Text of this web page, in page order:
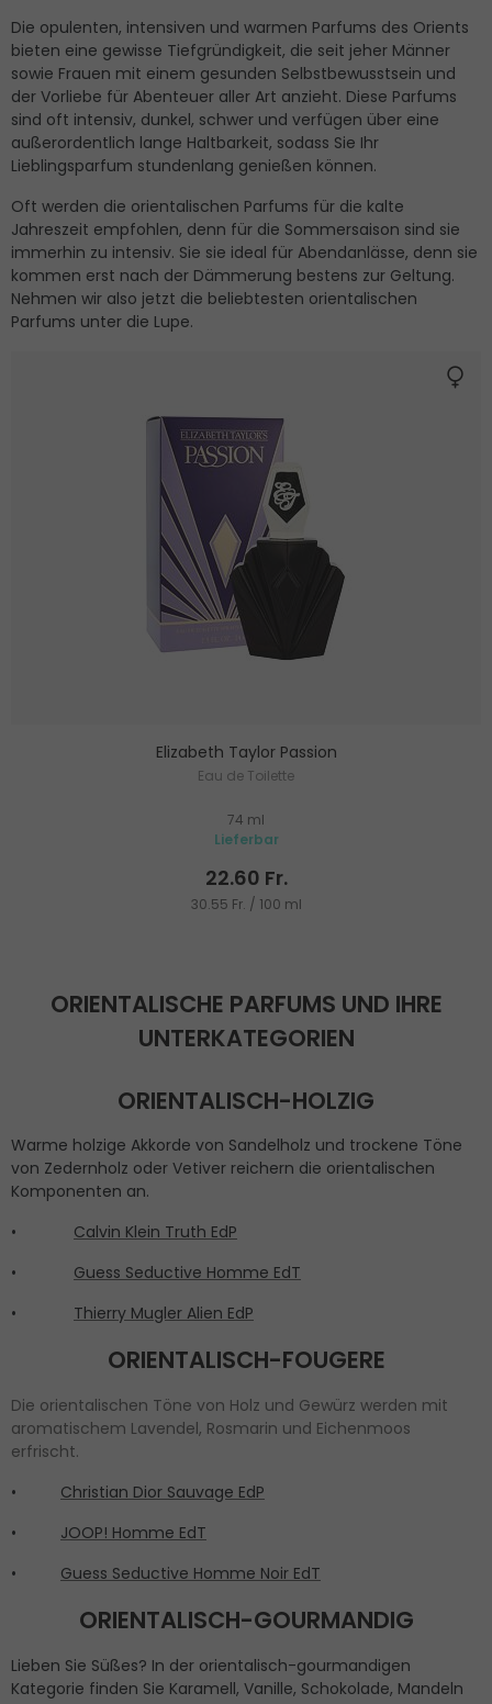
Die opulenten, intensiven und warmen Parfums des Orients
bieten eine gewisse Tiefgründigkeit, die seit jeher Männer
sowie Frauen mit einem gesunden Selbstbewusstsein und
der Vorliebe für Abenteuer aller Art anzieht. Diese Parfums
sind oft intensiv, dunkel, schwer und verfügen über eine
außerordentlich lange Haltbarkeit, sodass Sie Ihr
Lieblingsparfum stundenlang genießen können.
Oft werden die orientalischen Parfums für die kalte
Jahreszeit empfohlen, denn für die Sommersaison sind sie
immerhin zu intensiv. Sie sie ideal für Abendanlässe, denn sie
kommen erst nach der Dämmerung bestens zur Geltung.
Nehmen wir also jetzt die beliebtesten orientalischen
Parfums unter die Lupe.
Elizabeth Taylor Passion
Eau de Toilette
74 ml
Lieferbar
22.60 Fr.
30.55 Fr. / 100 ml
ORIENTALISCHE PARFUMS UND IHRE
UNTERKATEGORIEN
ORIENTALISCH-HOLZIG
Warme holzige Akkorde von Sandelholz und trockene Töne
von Zedernholz oder Vetiver reichern die orientalischen
Komponenten an.
• Calvin Klein Truth EdP
• Guess Seductive Homme EdT
• Thierry Mugler Alien EdP
ORIENTALISCH-FOUGERE
Die orientalischen Töne von Holz und Gewürz werden mit
aromatischem Lavendel, Rosmarin und Eichenmoos
erfrischt.
• Christian Dior Sauvage EdP
• JOOP! Homme EdT
• Guess Seductive Homme Noir EdT
ORIENTALISCH-GOURMANDIG
Lieben Sie Süßes? In der orientalisch-gourmandigen
Kategorie finden Sie Karamell, Vanille, Schokolade, Mandeln